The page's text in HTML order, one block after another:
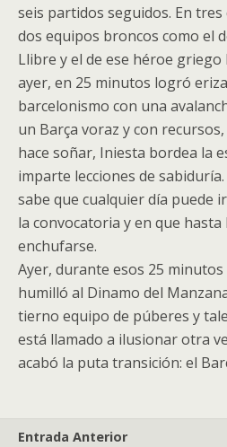
seis partidos seguidos. En
dos equipos broncos como el
Llibre y el de ese héroe griego
ayer, en 25 minutos logró
barcelonismo con una
un Barça voraz y con
hace soñar, Iniesta bordea la
imparte lecciones de
sabe que cualquier día puede
la convocatoria y en que
enchufarse.
Ayer, durante esos 25
humilló al Dinamo del
tierno equipo de púberes y
está llamado a ilusionar otra
acabó la puta transición: el
Entrada Anterior